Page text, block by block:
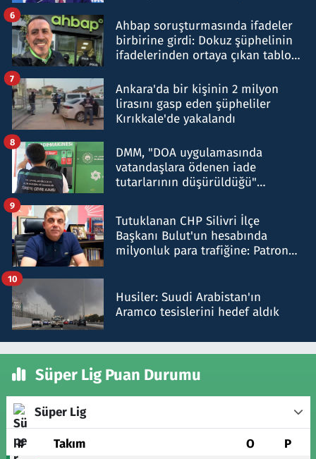
Ahbap soruşturmasında ifadeler
birbirine girdi: Dokuz şüphelinin
ifadelerinden ortaya çıkan tablo
6
Ankara'da bir kişinin 2 milyon
lirasını gasp eden şüpheliler
Kırıkkale'de yakalandı
7
DMM, "DOA uygulamasında
vatandaşlara ödenen iade
tutarlarının düşürüldüğü"
8
Tutuklanan CHP Silivri İlçe
Başkanı Bulut'un hesabında
milyonluk para trafiğine: Patron
9
Husiler: Suudi Arabistan'ın
Aramco tesislerini hedef aldık
10
Süper Lig Puan Durumu
Süper Lig
# Takım O P